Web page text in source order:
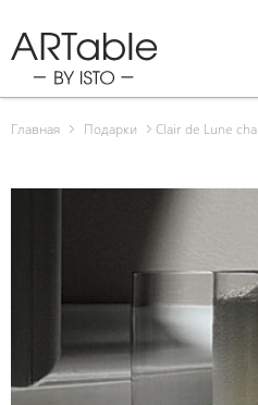
Главная Подарки Clair de Lune